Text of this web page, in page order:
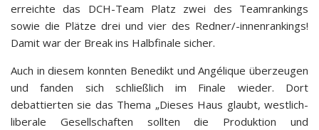
erreichte das DCH-Team Platz zwei des Teamrankings
sowie die Plätze drei und vier des Redner/-innenrankings!
Damit war der Break ins Halbfinale sicher.
Auch in diesem konnten Benedikt und Angélique überzeugen
und fanden sich schließlich im Finale wieder. Dort
debattierten sie das Thema „Dieses Haus glaubt, westlich-
liberale Gesellschaften sollten die Produktion und